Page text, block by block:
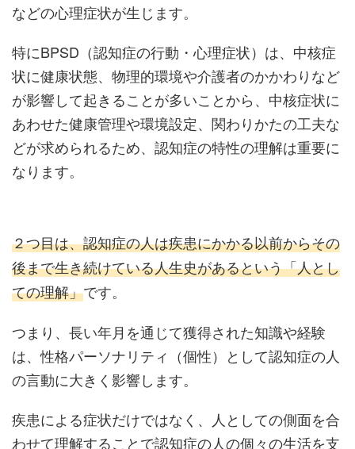
などの心理症状が生じます。
特にBPSD（認知症の行動・心理症状）は、中核症
状に健康状態、物理的環境や介護者のかかわりなど
が影響して起きることが多いことから、中核症状に
あわせた健康管理や環境設定、関わりかたの工夫な
どが求められるため、認知症の特性の理解は重要に
なります。
２つ目は、認知症の人は疾患にかかる以前からその
後まで生き続けている人生史があるという「人とし
ての理解」です。
つまり、長い年月を通じて獲得された知識や経験
は、性格パーソナリティ（個性）として認知症の人
の言動に大きく影響します。
疾患による症状だけではなく、人としての側面を合
わせて理解することで認知症の人の個々の生活を支